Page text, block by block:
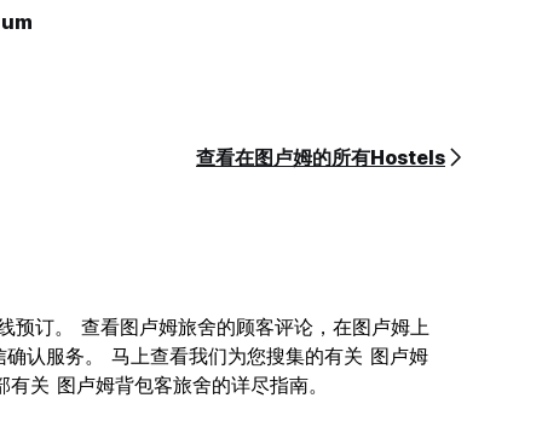
查看在图卢姆的所有Hostels
订。 查看图卢姆旅舍的顾客评论，在图卢姆上
认服务。 马上查看我们为您搜集的有关 图卢姆
关 图卢姆背包客旅舍的详尽指南。